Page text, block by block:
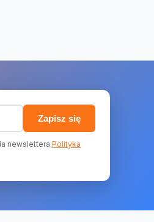
Zapisz się
newslettera Polityka